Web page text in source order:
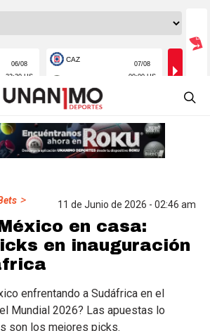
> 11 de Junio de 2026 - 02:46 am
en casa:
en inauguración
enfrentando a Sudáfrica en el
Mundial 2026? Las apuestas lo
son los mejores picks.